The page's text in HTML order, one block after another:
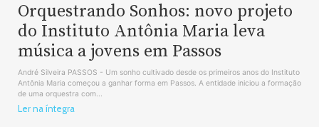
Orquestrando Sonhos: novo projeto
do Instituto Antônia Maria leva
música a jovens em Passos
André Silveira PASSOS - Um sonho cultivado desde os primeiros anos do Instituto
Antônia Maria começou a ganhar forma em Passos. A entidade iniciou a formação
de uma orquestra com...
Ler na íntegra